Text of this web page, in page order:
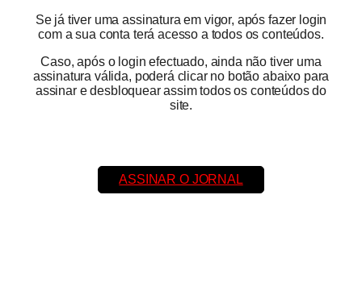
Se já tiver uma assinatura em vigor, após fazer login
com a sua conta terá acesso a todos os conteúdos.
Caso, após o login efectuado, ainda não tiver uma
assinatura válida, poderá clicar no botão abaixo para
assinar e desbloquear assim todos os conteúdos do
site.
ASSINAR O JORNAL